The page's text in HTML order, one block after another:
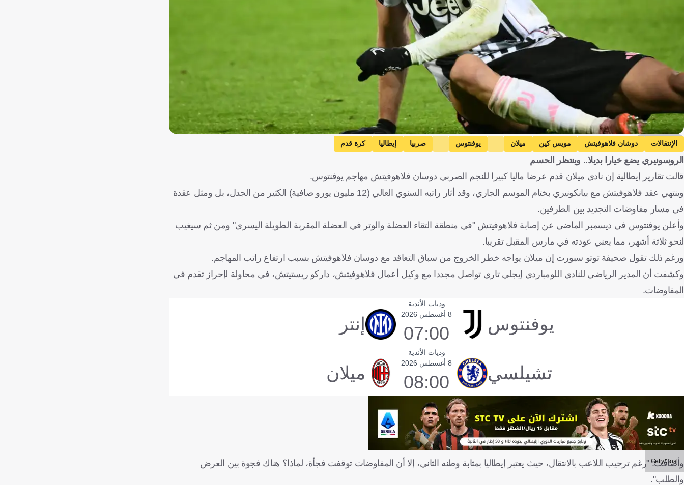
Getty Images
الإنتقالات دوشان فلاهوفيتش مويس كين ميلان يوفنتوس صربيا إيطاليا كرة قدم
الروسونيري يضع خيارا بديلا.. وينتظر الحسم
قالت تقارير إيطالية إن نادي ميلان قدم عرضا ماليا كبيرا للنجم الصربي دوسان فلاهوفيتش مهاجم يوفنتوس.
وينتهي عقد فلاهوفيتش مع بيانكونيري بختام الموسم الجاري، وقد أثار راتبه السنوي العالي (12 مليون يورو صافية) الكثير من الجدل، بل ومثل عقدة
في مسار مفاوضات التجديد بين الطرفين.
وأعلن يوفنتوس في ديسمبر الماضي عن إصابة فلاهوفيتش "في منطقة التقاء العضلة والوتر في العضلة المقربة الطويلة اليسرى" ومن ثم سيغيب
لنحو ثلاثة أشهر، مما يعني عودته في مارس المقبل تقريبا.
ورغم ذلك تقول صحيفة توتو سبورت إن ميلان يواجه خطر الخروج من سباق التعاقد مع دوسان فلاهوفيتش بسبب ارتفاع راتب المهاجم.
وكشفت أن المدير الرياضي للنادي اللومباردي إيجلي تاري تواصل مجددا مع وكيل أعمال فلاهوفيتش، داركو ريستيتش، في محاولة لإحراز تقدم في
المفاوضات.
وديات الأندية
يوفنتوس 8 أغسطس 2026
07:00 إنتر
وديات الأندية
تشيلسي 8 أغسطس 2026
08:00 ميلان
Getty/Goal
وأضافت: "رغم ترحيب اللاعب بالانتقال، حيث يعتبر إيطاليا بمثابة وطنه الثاني، إلا أن المفاوضات توقفت فجأة، لماذا؟ هناك فجوة بين العرض
والطلب".